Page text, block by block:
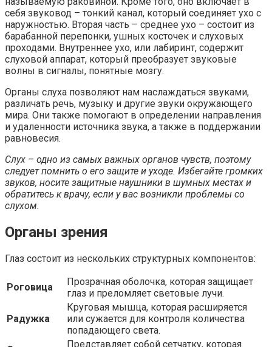
себя звуковод – тонкий канал, который соединяет ухо с
наружностью. Вторая часть – среднее ухо – состоит из
барабанной перепонки, ушных косточек и слуховых
проходами. Внутреннее ухо, или лабиринт, содержит
слуховой аппарат, который преобразует звуковые
волны в сигналы, понятные мозгу.
Органы слуха позволяют нам наслаждаться звуками,
различать речь, музыку и другие звуки окружающего
мира. Они также помогают в определении направления
и удаленности источника звука, а также в поддержании
равновесия.
Слух – одно из самых важных органов чувств, поэтому
следует помнить о его защите и уходе. Избегайте громких
звуков, носите защитные наушники в шумных местах и
обратитесь к врачу, если у вас возникли проблемы со
слухом.
Органы зрения
Глаз состоит из нескольких структурных компонентов:
Роговица
Прозрачная оболочка, которая защищает
глаз и преломляет световые лучи.
Радужка
Круговая мышца, которая расширяется
или сужается для контроля количества
попадающего света.
Представляет собой сетчатку, которая